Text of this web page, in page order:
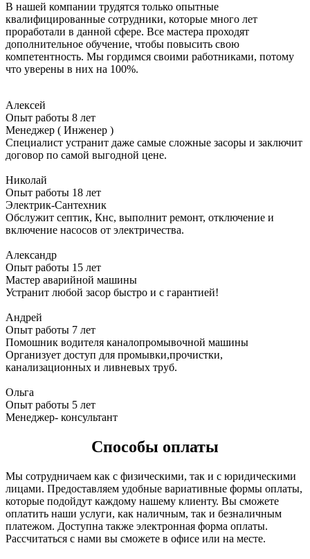
В нашей компании трудятся только опытные
квалифицированные сотрудники, которые много лет
проработали в данной сфере. Все мастера проходят
дополнительное обучение, чтобы повысить свою
компетентность. Мы гордимся своими работниками, потому
что уверены в них на 100%.
Алексей
Опыт работы 8 лет
Менеджер ( Инженер )
Специалист устранит даже самые сложные засоры и заключит
договор по самой выгодной цене.
Николай
Опыт работы 18 лет
Электрик-Сантехник
Обслужит септик, Кнс, выполнит ремонт, отключение и
включение насосов от электричества.
Александр
Опыт работы 15 лет
Мастер аварийной машины
Устранит любой засор быстро и с гарантией!
Андрей
Опыт работы 7 лет
Помошник водителя каналопромывочной машины
Организует доступ для промывки,прочистки,
канализационных и ливневых труб.
Ольга
Опыт работы 5 лет
Менеджер- консультант
Способы оплаты
Мы сотрудничаем как с физическими, так и с юридическими
лицами. Предоставляем удобные вариативные формы оплаты,
которые подойдут каждому нашему клиенту. Вы сможете
оплатить наши услуги, как наличным, так и безналичным
платежом. Доступна также электронная форма оплаты.
Рассчитаться с нами вы сможете в офисе или на месте.